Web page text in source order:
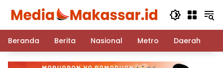
Beranda
Berita Nasional Metro Daerah